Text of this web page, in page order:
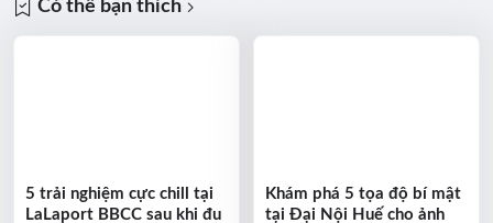
Có thể bạn thích
5 trải nghiệm cực chill tại
LaLaport BBCC sau khi đu
Khám phá 5 tọa độ bí mật
tại Đại Nội Huế cho ảnh